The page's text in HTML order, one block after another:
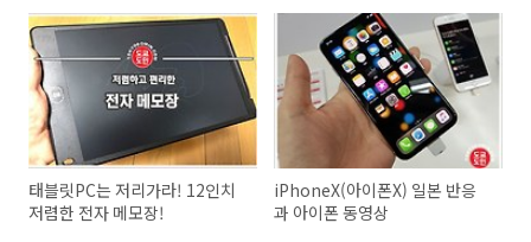
태블릿PC는 저리가라! 12인치
저렴한 전자 메모장!
iPhoneX(아이폰X) 일본 반응
과 아이폰 동영상